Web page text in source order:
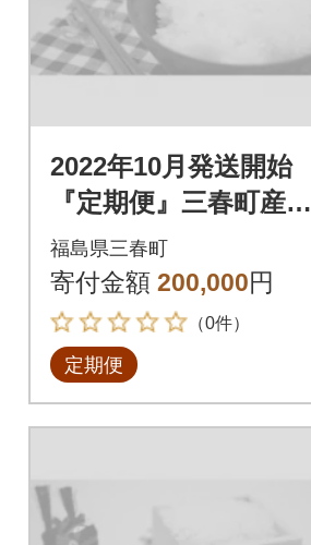
2022年10月発送開始
『定期便』三春町産コ
シヒカリ15kg全10回
福島県三春町
寄付金額 200,000円
（0件）
定期便